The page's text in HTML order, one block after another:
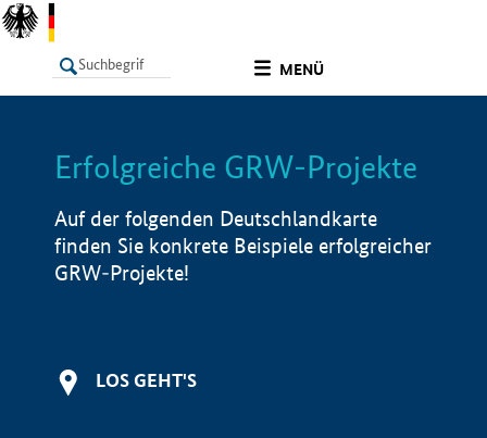
MENÜ
LISTE Info
Erfolgreiche GRW-Projekte
Auf der folgenden Deutschlandkarte
finden Sie konkrete Beispiele erfolgreicher
GRW-Projekte!
LOS GEHT'S